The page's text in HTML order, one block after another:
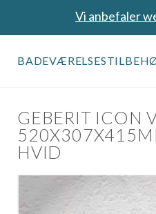
Vi anbefaler
GEBERIT ICON
HVID